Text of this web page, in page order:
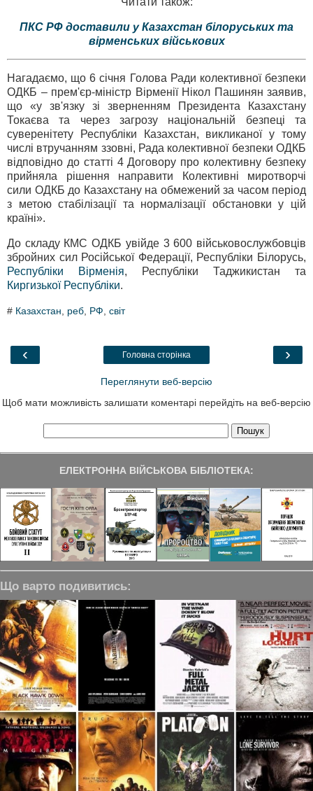
ПКС РФ доставили у Казахстан білоруських та
вірменських військових
Нагадаємо, що 6 січня Голова Ради колективної безпеки
ОДКБ – прем'єр-міністр Вірменії Нікол Пашинян заявив,
що «у зв'язку зі зверненням Президента Казахстану
Токаєва та через загрозу національній безпеці та
суверенітету Республіки Казахстан, викликаної у тому
числі втручанням ззовні, Рада колективної безпеки ОДКБ
відповідно до статті 4 Договору про колективну безпеку
прийняла рішення направити Колективні миротворчі
сили ОДКБ до Казахстану на обмежений за часом період
з метою стабілізації та нормалізації обстановки у цій
країні».
До складу КМС ОДКБ увійде 3 600 військовослужбовців
збройних сил Російської Федерації, Республіки Білорусь,
Республіки Вірменія, Республіки Таджикистан та
Киргизької Республіки.
# Казахстан реб РФ світ
‹ ›
Головна сторінка
Переглянути веб-версію
Щоб мати можливість залишати коментарі перейдіть на веб-версію
ЕЛЕКТРОННА ВІЙСЬКОВА БІБЛІОТЕКА:
Що варто подивитись: